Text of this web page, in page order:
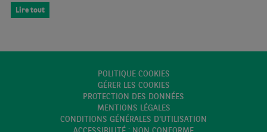
Lire tout
POLITIQUE COOKIES
GÉRER LES COOKIES
PROTECTION DES DONNÉES
MENTIONS LÉGALES
CONDITIONS GÉNÉRALES D'UTILISATION